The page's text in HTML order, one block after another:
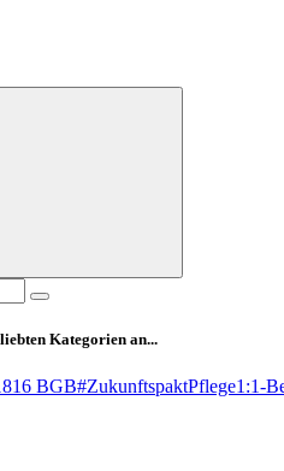
Kategorien an...
BGB#ZukunftspaktPflege1:1-